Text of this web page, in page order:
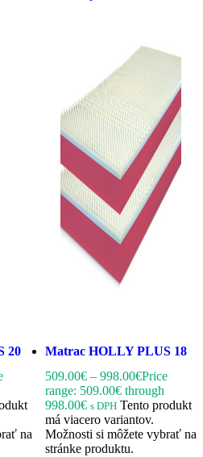
20
na
Matrac HOLLY PLUS 18
509.00€ – 998.00€Price
range: 509.00€ through
998.00€ s DPH Tento produkt
má viacero variantov.
Možnosti si môžete vybrať na
stránke produktu.